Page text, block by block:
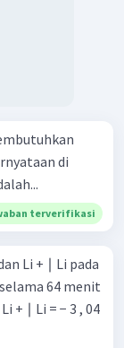
di
terverifikasi
Li + ∣ Li pada
64 menit
+ ∣ Li = − 3 , 04